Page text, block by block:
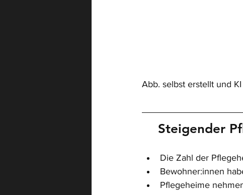
Abb. selbst erstellt und
Steigender
Die Zahl der
Bewohner:innen
Pflegeheime